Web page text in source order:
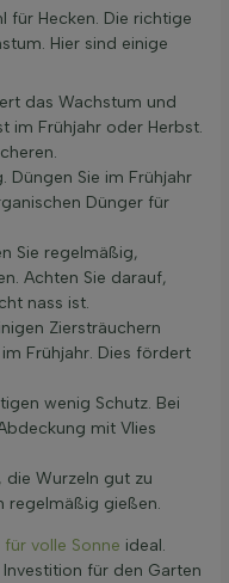
für Hecken. Die richtige
Hier sind einige
das Wachstum und
im Frühjahr oder Herbst.
Düngen Sie im Frühjahr
Dünger für
Sie regelmäßig,
Achten Sie darauf,
nass ist.
Ziersträuchern
Frühjahr. Dies fördert
wenig Schutz. Bei
mit Vlies
die Wurzeln gut zu
regelmäßig gießen.
für volle Sonne ideal.
für den Garten